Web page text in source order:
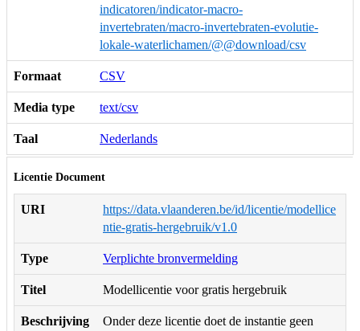
indicatoren/indicator-macro-
invertebraten/macro-invertebraten-evolutie-
lokale-waterlichamen/@@download/csv
Formaat CSV
Media type text/csv
Taal Nederlands
Licentie Document
URI
https://data.vlaanderen.be/id/licentie/modellice
ntie-gratis-hergebruik/v1.0
Type Verplichte bronvermelding
Titel Modellicentie voor gratis hergebruik
Beschrijving
Onder deze licentie doet de instantie geen